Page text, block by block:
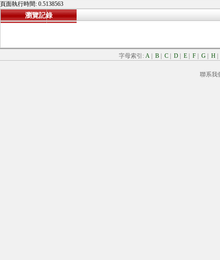
頁面執行時間: 0.5138563
瀏覽記錄
字母索引: A B C D E F G H
聯系我